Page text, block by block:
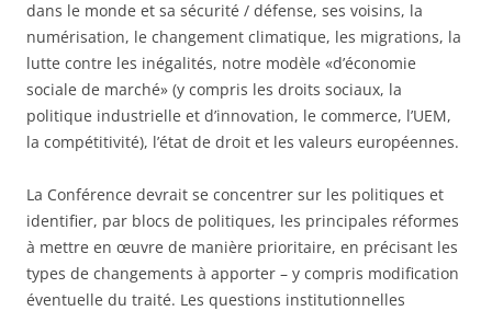
dans le monde et sa sécurité / défense, ses voisins, la
numérisation, le changement climatique, les migrations, la
lutte contre les inégalités, notre modèle «d’économie
sociale de marché» (y compris les droits sociaux, la
politique industrielle et d’innovation, le commerce, l’UEM,
la compétitivité), l’état de droit et les valeurs européennes.
La Conférence devrait se concentrer sur les politiques et
identifier, par blocs de politiques, les principales réformes
à mettre en œuvre de manière prioritaire, en précisant les
types de changements à apporter – y compris modification
éventuelle du traité. Les questions institutionnelles